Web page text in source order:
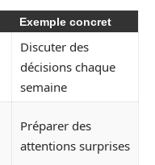
Exemple concret
Discuter des
décisions chaque
semaine
Préparer des
attentions surprises